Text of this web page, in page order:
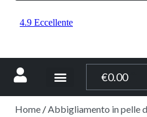
€0.00
Home /Abbigliamento in pelle